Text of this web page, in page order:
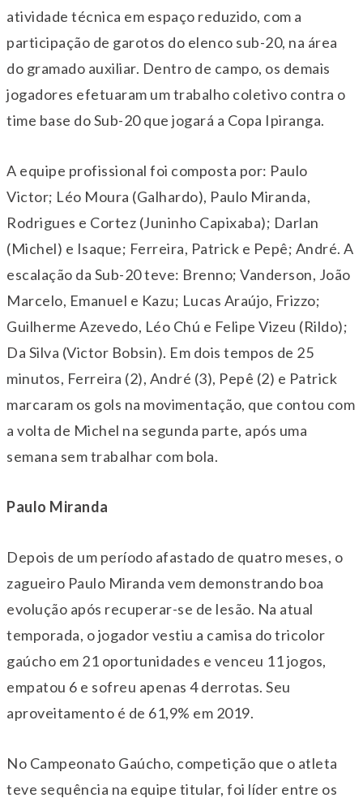
atividade técnica em espaço reduzido, com a
participação de garotos do elenco sub-20, na área
do gramado auxiliar. Dentro de campo, os demais
jogadores efetuaram um trabalho coletivo contra o
time base do Sub-20 que jogará a Copa Ipiranga.
A equipe profissional foi composta por: Paulo
Victor; Léo Moura (Galhardo), Paulo Miranda,
Rodrigues e Cortez (Juninho Capixaba); Darlan
(Michel) e Isaque; Ferreira, Patrick e Pepê; André. A
escalação da Sub-20 teve: Brenno; Vanderson, João
Marcelo, Emanuel e Kazu; Lucas Araújo, Frizzo;
Guilherme Azevedo, Léo Chú e Felipe Vizeu (Rildo);
Da Silva (Victor Bobsin). Em dois tempos de 25
minutos, Ferreira (2), André (3), Pepê (2) e Patrick
marcaram os gols na movimentação, que contou com
a volta de Michel na segunda parte, após uma
semana sem trabalhar com bola.
Paulo Miranda
Depois de um período afastado de quatro meses, o
zagueiro Paulo Miranda vem demonstrando boa
evolução após recuperar-se de lesão. Na atual
temporada, o jogador vestiu a camisa do tricolor
gaúcho em 21 oportunidades e venceu 11 jogos,
empatou 6 e sofreu apenas 4 derrotas. Seu
aproveitamento é de 61,9% em 2019.
No Campeonato Gaúcho, competição que o atleta
teve sequência na equipe titular, foi líder entre os